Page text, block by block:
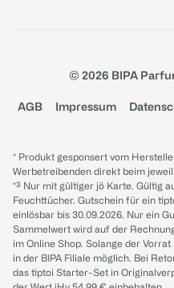
© 2026 BIPA
AGB Impressum
* Produkt gesponsert vom
Werbetreibenden direkt beim
*³ Nur mit gültiger jö Karte. Gültig
Feuchttücher. Gutschein für ein
einlösbar bis 30.09.2026. Nur ein
Sammelwert wird auf der
im Online Shop. Solange der
in der BIPA Filiale möglich. Bei
das tiptoi Starter-Set in